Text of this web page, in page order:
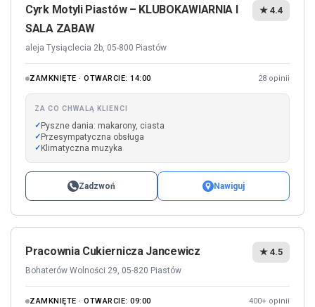
Cyrk Motyli Piastów – KLUBOKAWIARNIA I
SALA ZABAW
aleja Tysiąclecia 2b, 05-800 Piastów
★ 4.4
ZAMKNIĘTE · OTWARCIE: 14:00 28 opinii
ZA CO CHWALĄ KLIENCI
Pyszne dania: makarony, ciasta
Przesympatyczna obsługa
Klimatyczna muzyka
Zadzwoń Nawiguj
Pracownia Cukiernicza Jancewicz
Bohaterów Wolności 29, 05-820 Piastów
★ 4.5
ZAMKNIĘTE · OTWARCIE: 09:00 400+ opinii